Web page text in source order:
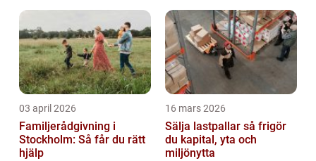
03 april 2026
Familjerådgivning i
Stockholm: Så får du rätt
hjälp
16 mars 2026
Sälja lastpallar så frigör
du kapital, yta och
miljönytta